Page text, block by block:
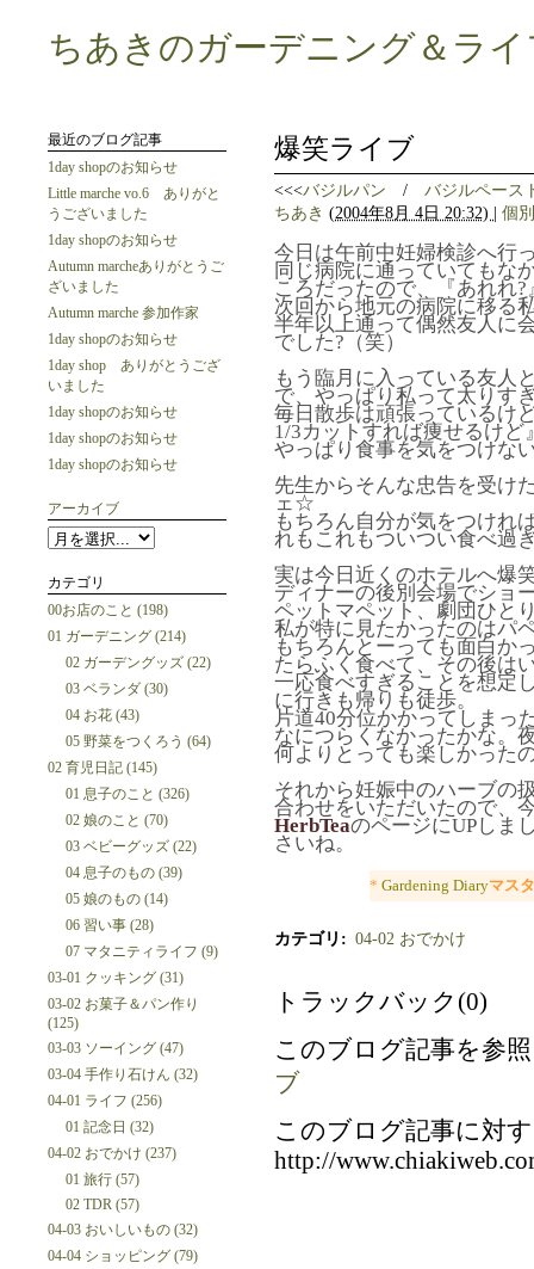
ちあきのガーデニング＆ライ
爆笑ライブ
<<<バジルパン / バジルペース
ちあき (2004年8月 4日 20:32) | 個
今日は午前中妊婦検診へ行
同じ病院に通っていてもな
ころだったので、『あれれ
次回から地元の病院に移る
半年以上通って偶然友人に
でした?（笑）
もう臨月に入っている友人
で、やっぱり私って太りす
毎日散歩は頑張っているけ
1/3カットすれば痩せるけ
やっぱり食事を気をつけな
先生からそんな忠告を受け
ェ☆
もちろん自分が気をつけれ
れもこれもついつい食べ過
実は今日近くのホテルへ爆
ディナーの後別会場でショ
ペットマペット、劇団ひと
私が特に見たかったのはパ
もちろんとーっても面白か
たらふく食べて、その後は
一応食べすぎることを想定
に行きも帰りも徒歩。
片道40分位かかってしまっ
なにつらくなかったかな。
何よりとっても楽しかった
それから妊娠中のハーブの
合わせをいただいたので、
HerbTeaのページにUPしま
さいね。
* Gardening Diaryマス
カテゴリ : 04-02 おでかけ
トラックバック(0)
このブログ記事を参
ブ
このブログ記事に対
http://
最近のブログ記事
1day shopのお知らせ
Little marche vo.6 ありがと
うございました
1day shopのお知らせ
Autumn marcheありがとうご
ざいました
Autumn marche 参加作家
1day shopのお知らせ
1day shop ありがとうござ
いました
1day shopのお知らせ
1day shopのお知らせ
1day shopのお知らせ
アーカイブ
カテゴリ
00お店のこと (198)
01 ガーデニング (214)
02 ガーデングッズ (22)
03 ベランダ (30)
04 お花 (43)
05 野菜をつくろう (64)
02 育児日記 (145)
01 息子のこと (326)
02 娘のこと (70)
03 ベビーグッズ (22)
04 息子のもの (39)
05 娘のもの (14)
06 習い事 (28)
07 マタニティライフ (9)
03-01 クッキング (31)
03-02 お菓子＆パン作り
(125)
03-03 ソーイング (47)
03-04 手作り石けん (32)
04-01 ライフ (256)
01 記念日 (32)
04-02 おでかけ (237)
01 旅行 (57)
02 TDR (57)
04-03 おいしいもの (32)
04-04 ショッピング (79)